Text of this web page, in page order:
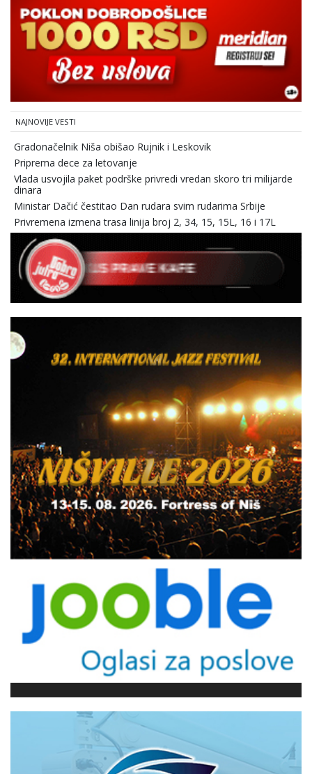
NAJNOVIJE VESTI
Gradonačelnik Niša obišao Rujnik i Leskovik
Priprema dece za letovanje
Vlada usvojila paket podrške privredi vredan skoro tri milijarde
dinara
Ministar Dačić čestitao Dan rudara svim rudarima Srbije
Privremena izmena trasa linija broj 2, 34, 15, 15L, 16 i 17L